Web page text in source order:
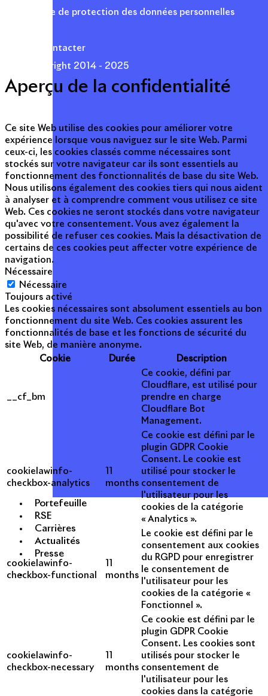
Portefeuille
RSE
Carrières
Actualités
Presse
Politique de protection des données personnelles
Nous contacter
© Copyright 2014 - 2025
Aperçu de la confidentialité
Ce site Web utilise des cookies pour améliorer votre
expérience lorsque vous naviguez sur le site Web. Parmi
ceux-ci, les cookies classés comme nécessaires sont
stockés sur votre navigateur car ils sont essentiels au
fonctionnement des fonctionnalités de base du site Web.
Nous utilisons également des cookies tiers qui nous aident
à analyser et à comprendre comment vous utilisez ce site
Web. Ces cookies ne seront stockés dans votre navigateur
qu'avec votre consentement. Vous avez également la
possibilité de refuser ces cookies. Mais la désactivation de
certains de ces cookies peut affecter votre expérience de
navigation.
Nécessaire
Nécessaire
Toujours activé
Les cookies nécessaires sont absolument essentiels au bon
fonctionnement du site Web. Ces cookies assurent les
fonctionnalités de base et les fonctions de sécurité du
site Web, de manière anonyme.
Cookie
Durée Description
__cf_bm
Ce cookie, défini par
Cloudflare, est utilisé pour
prendre en charge
Cloudflare Bot
Management.
cookielawinfo-
checkbox-analytics
months
Ce cookie est défini par le
plugin GDPR Cookie
Consent. Le cookie est
utilisé pour stocker le
consentement de
l'utilisateur pour les
cookies de la catégorie
« Analytics ».
cookielawinfo-
checkbox-functional
months
Le cookie est défini par le
consentement aux cookies
du RGPD pour enregistrer
le consentement de
l'utilisateur pour les
cookies de la catégorie «
Fonctionnel ».
cookielawinfo-
checkbox-necessary
months
Ce cookie est défini par le
plugin GDPR Cookie
Consent. Les cookies sont
utilisés pour stocker le
consentement de
l'utilisateur pour les
cookies dans la catégorie